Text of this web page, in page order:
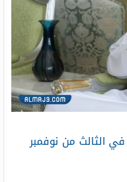
في الثالث من نوفمبر